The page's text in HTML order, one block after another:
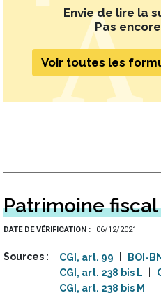
Envie de lire la
Pas
Voir toutes les
Patrimoine
DATE DE VÉRIFICATION 06/12/2021
Sources CGI, art. 99
BOI-
CGI, art. 238 bis L
CGI, art. 238 bis M